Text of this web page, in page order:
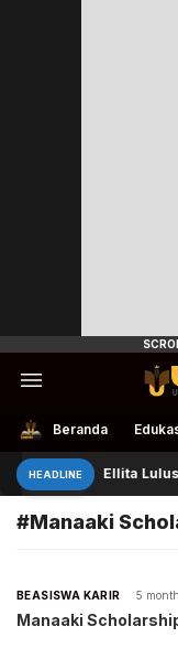
Beranda
HEADLINE Ellita Lulus
#Manaaki
BEASISWA KARIR 5
Manaaki